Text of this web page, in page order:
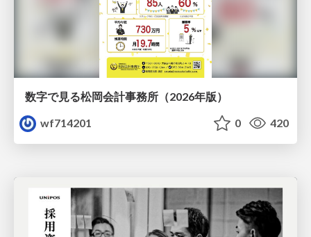
数字で見る松岡会計事務所（2026年版）
wf714201
0 420